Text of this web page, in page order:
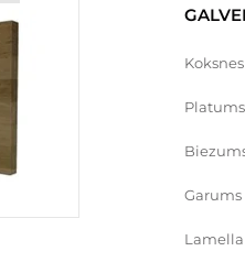
Platums
Garums
Lamella